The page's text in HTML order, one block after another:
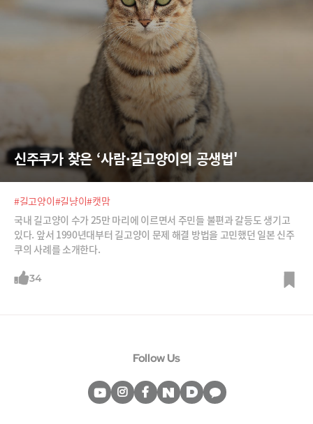
신주쿠가 찾은 ‘사람·길고양이의 공생법'
#길고양이#길냥이#캣맘
국내 길고양이 수가 25만 마리에 이르면서 주민들 불편과 갈등도 생기고
있다. 앞서 1990년대부터 길고양이 문제 해결 방법을 고민했던 일본 신주
쿠의 사례를 소개한다.
34
Follow Us